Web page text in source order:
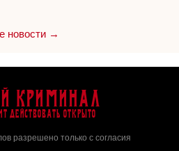
новости →
Криминал
действовать открыто
разрешено только с согласия